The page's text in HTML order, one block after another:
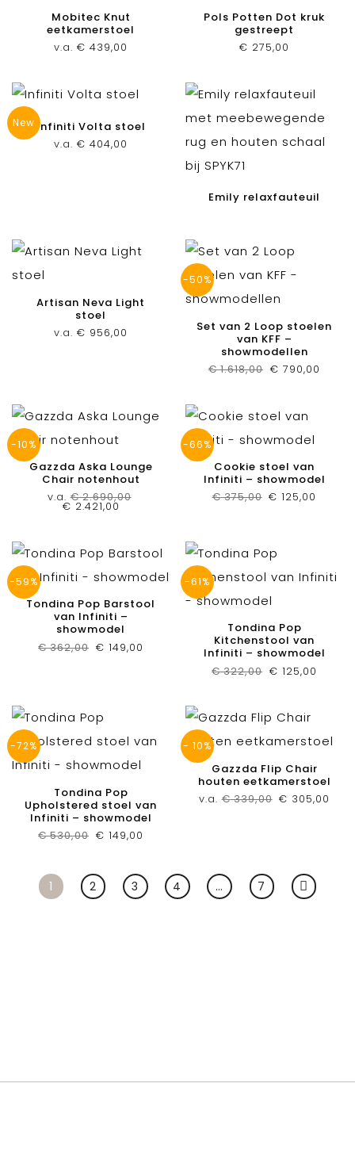
Mobitec Knut
eetkamerstoel
v.a. € 439,00
Pols Potten Dot kruk
gestreept
€ 275,00
New Infiniti Volta stoel
v.a. € 404,00
Emily relaxfauteuil
Artisan Neva Light
stoel
v.a. € 956,00
-50%
Set van 2 Loop stoelen
van KFF –
showmodellen
€1.618,00 € 790,00
-10%
Gazzda Aska Lounge
Chair notenhout
v.a.€2.690,00
Oorspronkelijke
€ 2.421,00
-66%
Cookie stoel van
Infiniti – showmodel
€375,00 € 125,00
-59%
Tondina Pop Barstool
van Infiniti –
showmodel
€362,00 Oorspronkelijke
€ 149,00
-61%
Tondina Pop
Kitchenstool van
Infiniti – showmodel
€322,00 € 125,00
-72%
Tondina Pop
Upholstered stoel van
Infiniti – showmodel
€530,00 Oorspronkelijke
€ 149,00
- 10%
Gazzda Flip Chair
houten eetkamerstoel
v.a.€339,00 € 305,00
1 2 3 4 … 7